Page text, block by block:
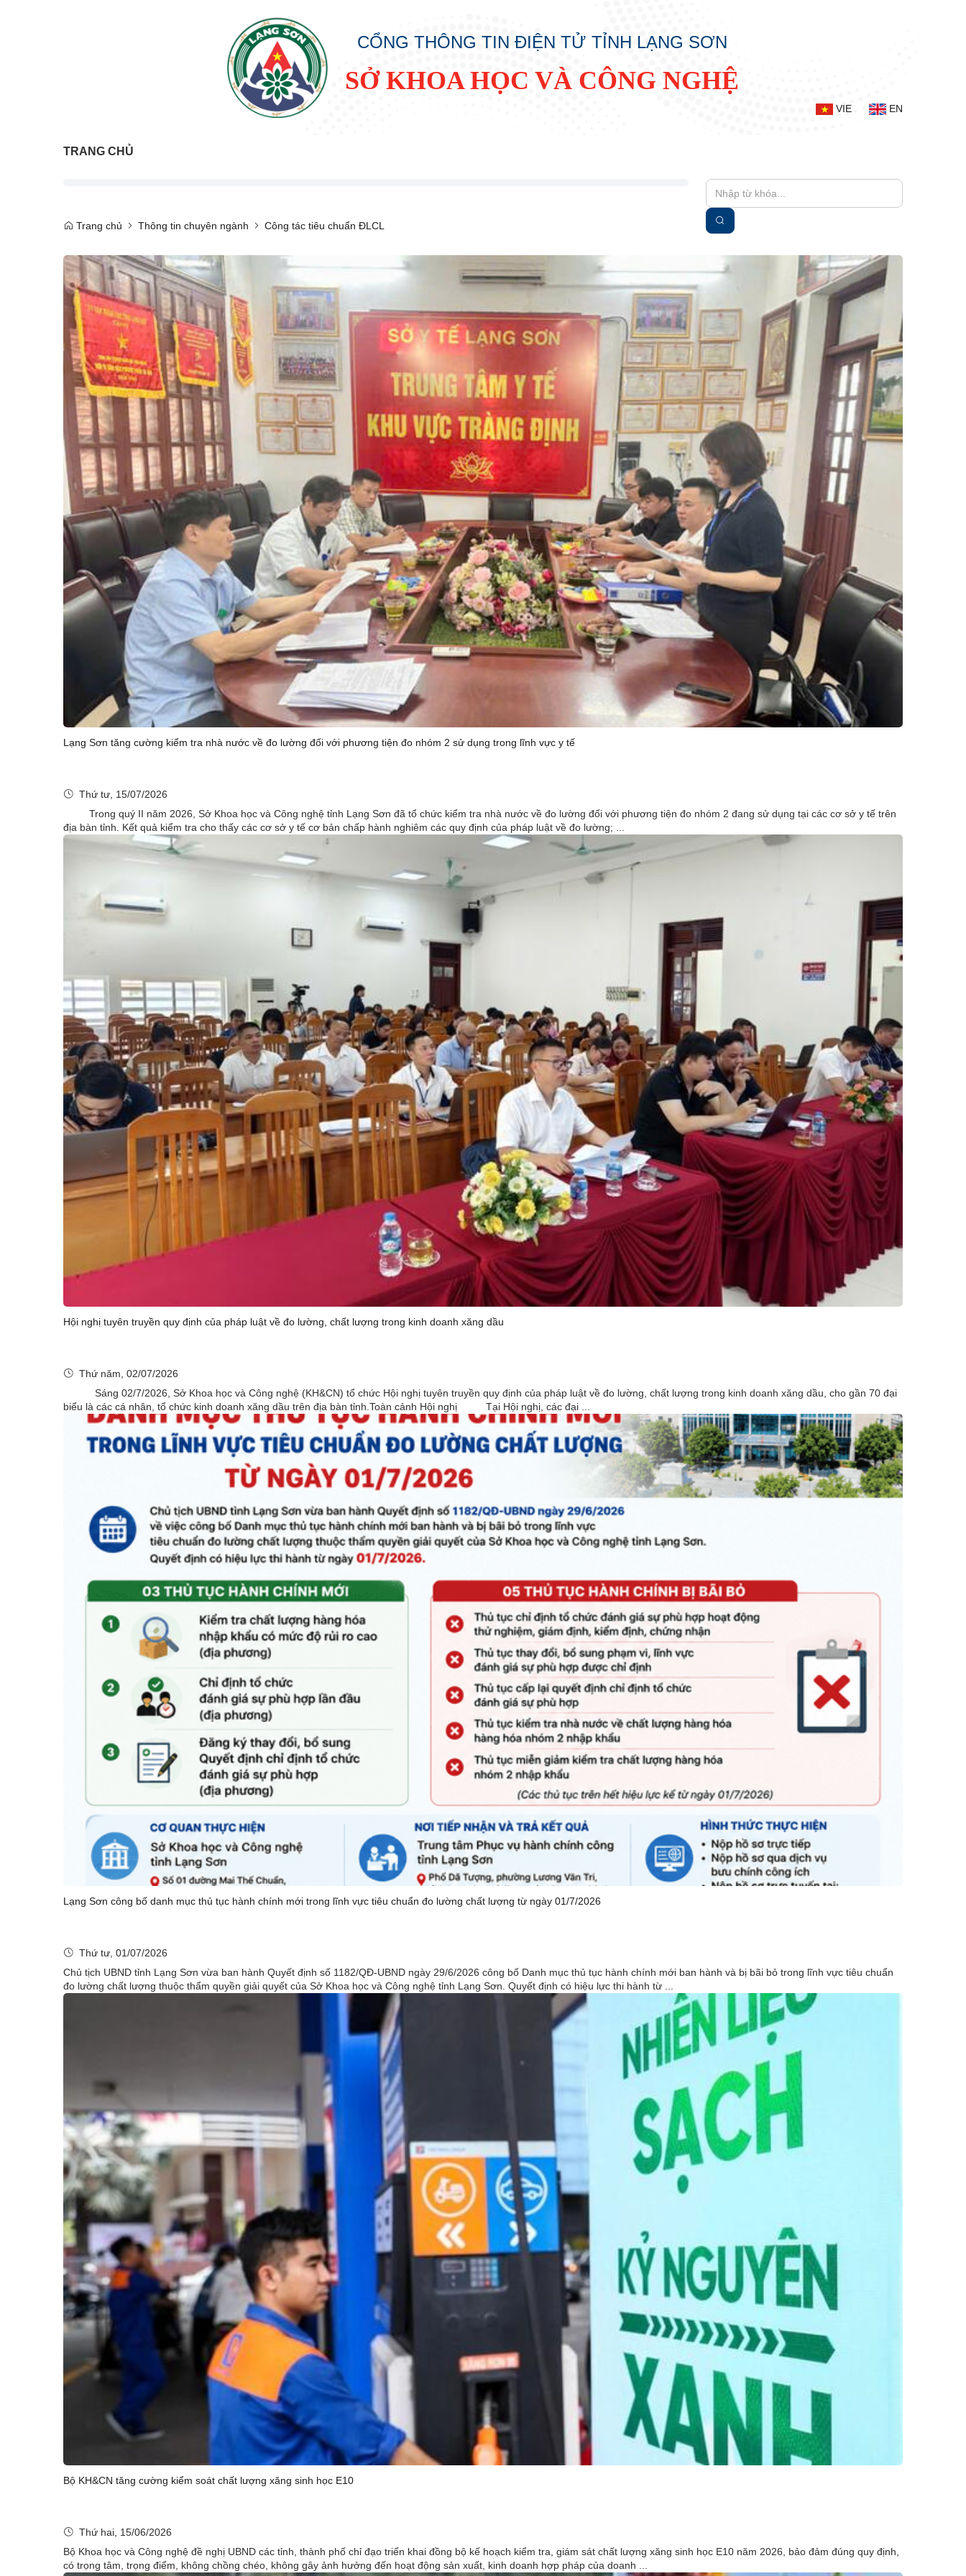
CỔNG THÔNG TIN ĐIỆN TỬ TỈNH LẠNG SƠN
SỞ KHOA HỌC VÀ CÔNG NGHỆ
VIE EN
TRANG CHỦ
Trang chủ Thông tin chuyên ngành Công tác tiêu chuẩn ĐLCL
Lạng Sơn tăng cường kiểm tra nhà nước về đo lường đối với phương tiện đo nhóm 2 sử dụng trong lĩnh vực y tế
Thứ tư, 15/07/2026
Trong quý II năm 2026, Sở Khoa học và Công nghệ tỉnh Lạng Sơn đã tổ chức kiểm tra nhà nước về đo lường đối với phương tiện đo nhóm 2 đang sử dụng tại các cơ sở y tế trên
địa bàn tỉnh. Kết quả kiểm tra cho thấy các cơ sở y tế cơ bản chấp hành nghiêm các quy định của pháp luật về đo lường; ...
Hội nghị tuyên truyền quy định của pháp luật về đo lường, chất lượng trong kinh doanh xăng dầu
Thứ năm, 02/07/2026
Sáng 02/7/2026, Sở Khoa học và Công nghệ (KH&CN) tổ chức Hội nghị tuyên truyền quy định của pháp luật về đo lường, chất lượng trong kinh doanh xăng dầu, cho gần 70 đại
biểu là các cá nhân, tổ chức kinh doanh xăng dầu trên địa bàn tỉnh.Toàn cảnh Hội nghị Tại Hội nghị, các đại ...
Lạng Sơn công bố danh mục thủ tục hành chính mới trong lĩnh vực tiêu chuẩn đo lường chất lượng từ ngày 01/7/2026
Thứ tư, 01/07/2026
Chủ tịch UBND tỉnh Lạng Sơn vừa ban hành Quyết định số 1182/QĐ-UBND ngày 29/6/2026 công bố Danh mục thủ tục hành chính mới ban hành và bị bãi bỏ trong lĩnh vực tiêu chuẩn
đo lường chất lượng thuộc thẩm quyền giải quyết của Sở Khoa học và Công nghệ tỉnh Lạng Sơn. Quyết định có hiệu lực thi hành từ ...
Bộ KH&CN tăng cường kiểm soát chất lượng xăng sinh học E10
Thứ hai, 15/06/2026
Bộ Khoa học và Công nghệ đề nghị UBND các tỉnh, thành phố chỉ đạo triển khai đồng bộ kế hoạch kiểm tra, giám sát chất lượng xăng sinh học E10 năm 2026, bảo đảm đúng quy định,
có trọng tâm, trọng điểm, không chồng chéo, không gây ảnh hưởng đến hoạt động sản xuất, kinh doanh hợp pháp của doanh ...